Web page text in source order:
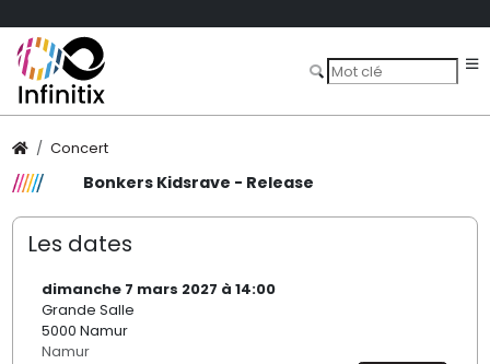
Concert
Bonkers Kidsrave - Release
Les dates
dimanche 7 mars 2027 à 14:00
Grande Salle
5000 Namur
Namur